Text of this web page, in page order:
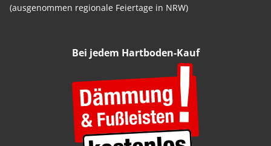
(ausgenommen regionale Feiertage in NRW)
Bei jedem Hartboden-Kauf